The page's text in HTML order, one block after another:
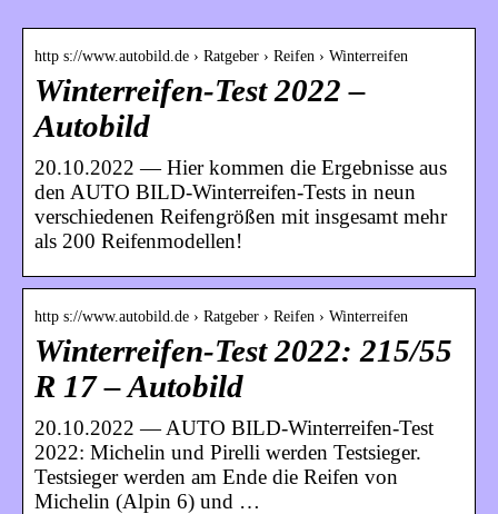
http s://www.autobild.de › Ratgeber › Reifen › Winterreifen
Winterreifen-Test 2022 –
Autobild
20.10.2022 — Hier kommen die Ergebnisse aus
den AUTO BILD-Winterreifen-Tests in neun
verschiedenen Reifengrößen mit insgesamt mehr
als 200 Reifenmodellen!
http s://www.autobild.de › Ratgeber › Reifen › Winterreifen
Winterreifen-Test 2022: 215/55
R 17 – Autobild
20.10.2022 — AUTO BILD-Winterreifen-Test
2022: Michelin und Pirelli werden Testsieger.
Testsieger werden am Ende die Reifen von
Michelin (Alpin 6) und …